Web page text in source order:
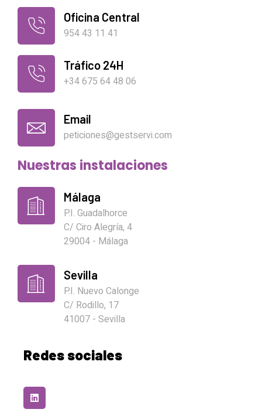
Oficina Central
954 43 11 41
Tráfico 24H
+34 675 64 48 06
Email
peticiones@gestservi.com
Nuestras instalaciones
Málaga
P.I. Guadalhorce
C/ Ciro Alegría, 4
29004 - Málaga
Sevilla
P.I. Nuevo Calonge
C/ Rodillo, 17
41007 - Sevilla
Redes sociales